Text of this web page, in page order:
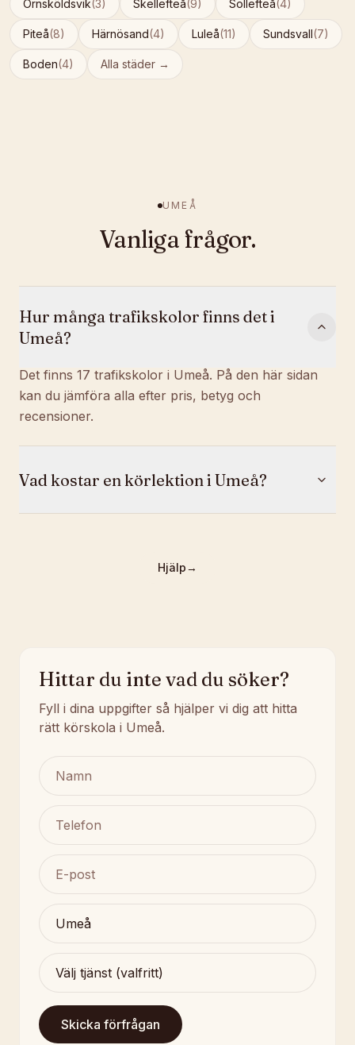
Örnsköldsvik(3) Skellefteå(9) Sollefteå(4)
Piteå(8) Härnösand(4) Luleå(11) Sundsvall(7)
Boden(4) Alla städer →
UMEÅ
Vanliga frågor.
Hur många trafikskolor finns det i
Umeå?
Det finns 17 trafikskolor i Umeå. På den här sidan
kan du jämföra alla efter pris, betyg och
recensioner.
Vad kostar en körlektion i Umeå?
Hjälp→
Hittar du inte vad du söker?
Fyll i dina uppgifter så hjälper vi dig att hitta
rätt körskola i Umeå.
Skicka förfrågan